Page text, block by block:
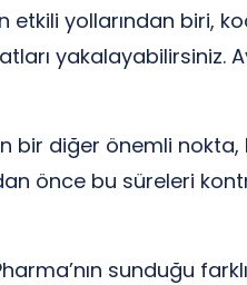
yollarından biri,
yakalayabilirsiniz.
bir diğer önemli
önce bu süreleri
sunduğu